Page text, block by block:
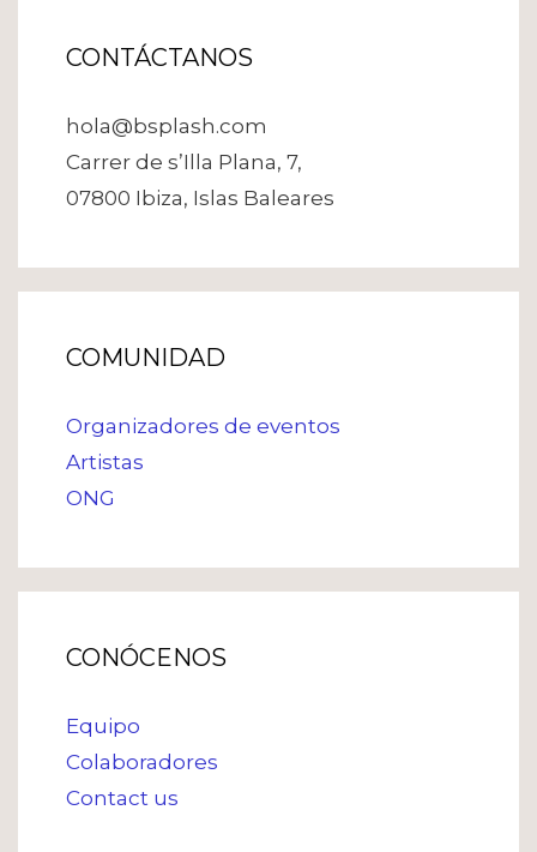
CONTÁCTANOS
hola@bsplash.com
Carrer de s’Illa Plana, 7,
07800 Ibiza, Islas Baleares
COMUNIDAD
Organizadores de eventos
Artistas
ONG
CONÓCENOS
Equipo
Colaboradores
Contact us